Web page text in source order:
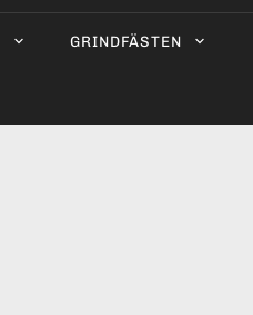
GRINDFÄSTEN